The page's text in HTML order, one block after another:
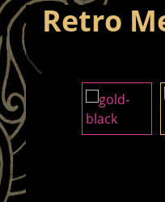
Retro
Bildergalerie